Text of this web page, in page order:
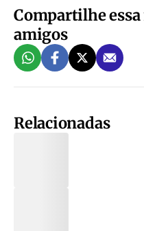
Compartilhe
amigos
Relacionadas